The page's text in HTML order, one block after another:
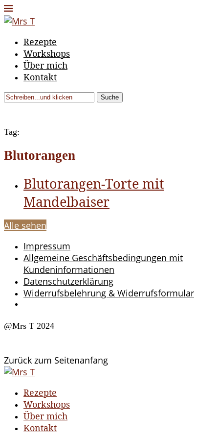
Rezepte
Workshops
Über mich
Kontakt
Suche
Tag:
Blutorangen
Blutorangen-Torte mit
Mandelbaiser
Alle sehen
Impressum
Allgemeine Geschäftsbedingungen mit
Kundeninformationen
Datenschutzerklärung
Widerrufsbelehrung & Widerrufsformular
@Mrs T 2024
Zurück zum Seitenanfang
Rezepte
Workshops
Über mich
Kontakt